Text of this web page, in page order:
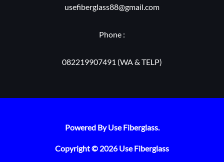
usefiberglass88@gmail.com
Phone :
082219907491 (WA & TELP)
Powered By Use Fiberglass.
Copyright © 2026 Use Fiberglass